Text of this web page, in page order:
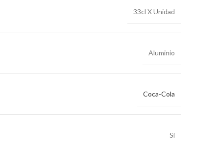
33cl X Unidad
Aluminio
Coca-Cola
Sí